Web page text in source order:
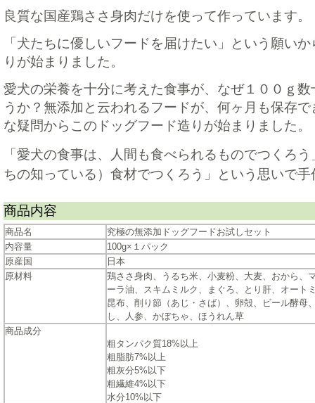
良質な国産鶏ささ身肉だけを使って作っています。
「犬たちに優しいフードを届けたい」という願い
りが始まりました。
愛犬の栄養を十分に考えた食事が、なぜ１００ｇ
うか？無添加と云われるフードが、何ヶ月も保存
な疑問からこのドッグフード造りが始まりました。
「愛犬の食事は、人間も食べられるものでつくろ
ちの知っている）食材でつくろう」という思いで
商品内容
商品名
究極の無添加ドッグフードお試しセット
内容量
100g×１パック
原産国
日本
原材料
鶏ささ身肉、うるち米、小麦粉、大麦、おから、
ーラ油、スキムミルク、まぐろ、とり肝、オート
昆布、削り節（あじ・さば）、卵殻、ビール酵母
し、人参、かぼちゃ、ほうれん草
商品成分
粗タンパク質18%以上
粗脂肪7%以上
粗灰分5%以下
粗繊維4%以下
水分10%以下